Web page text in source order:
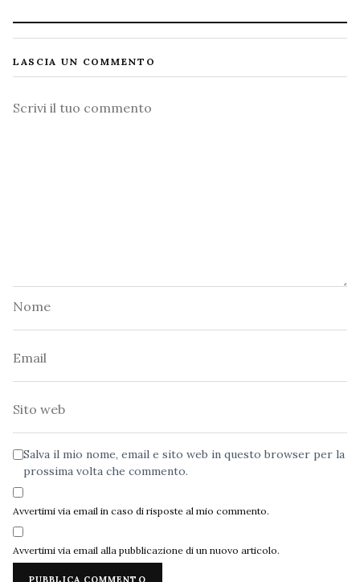
LASCIA UN COMMENTO
Commento
Salva il mio nome, email e sito web in questo browser per la
prossima volta che commento.
Avvertimi via email in caso di risposte al mio commento.
Avvertimi via email alla pubblicazione di un nuovo articolo.